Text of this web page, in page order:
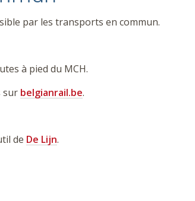
par les transports en commun.
à pied du MCH.
sur belgianrail.be.
de De Lijn.